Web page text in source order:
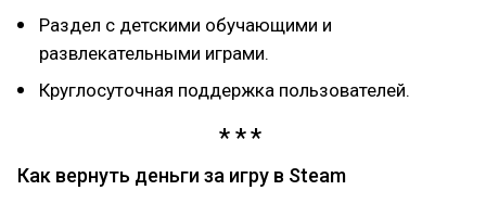
Раздел с детскими обучающими и
развлекательными играми.
Круглосуточная поддержка пользователей.
Как вернуть деньги за игру в Steam